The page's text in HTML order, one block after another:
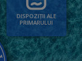
DISPOZIȚII ALE
PRIMARULUI